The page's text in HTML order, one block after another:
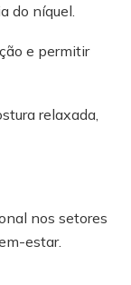
do níquel.
e permitir
relaxada,
nos setores
estar.